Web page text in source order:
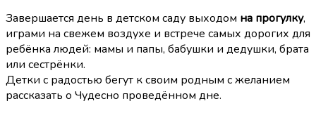
Завершается день в детском саду выходом на прогулку,
играми на свежем воздухе и встрече самых дорогих для
ребёнка людей: мамы и папы, бабушки и дедушки, брата
или сестрёнки.
Детки с радостью бегут к своим родным с желанием
рассказать о Чудесно проведённом дне.